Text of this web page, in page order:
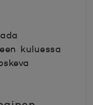
kuluessa